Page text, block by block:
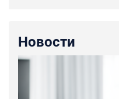
Новости